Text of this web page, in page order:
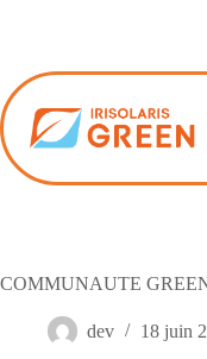
COMMUNAUTE
dev 18 juin